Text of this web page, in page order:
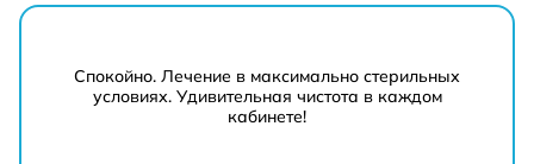
Спокойно. Лечение в максимально стерильных
условиях. Удивительная чистота в каждом
кабинете!